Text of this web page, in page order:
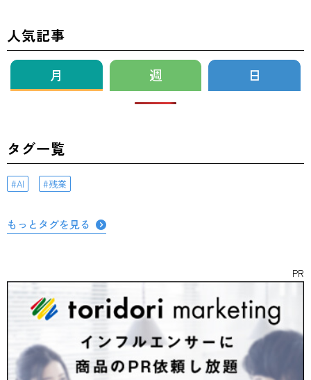
人気記事
月 週 日
タグ一覧
AI 残業
もっとタグを見る
PR